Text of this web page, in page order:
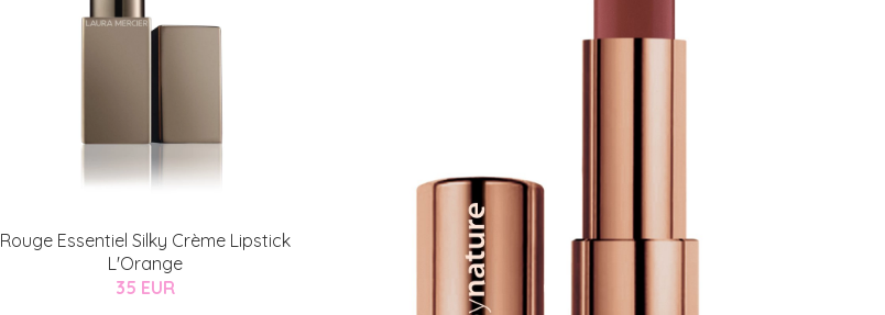
Rouge Essentiel Silky Crème Lipstick
L'Orange
35 EUR